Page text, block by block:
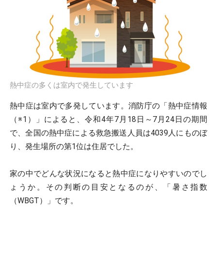
熱中症の多くは室内で発生しています
熱中症は室内で多発しています。消防庁の「熱中症情報
（※1）」によると、令和4年7月18日～7月24日の期間
で、全国の熱中症による救急搬送人員は4039人にものぼ
り、発生場所の第1位は住居でした。
家の中でどんな状況になると熱中症になりやすいのでし
ょうか。その判断の目安となるのが、「暑さ指数
（WBGT）」です。